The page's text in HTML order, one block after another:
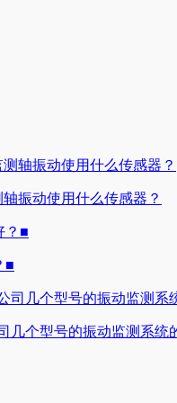
振动使用什么传感器？
■
几个型号的振动监测系统